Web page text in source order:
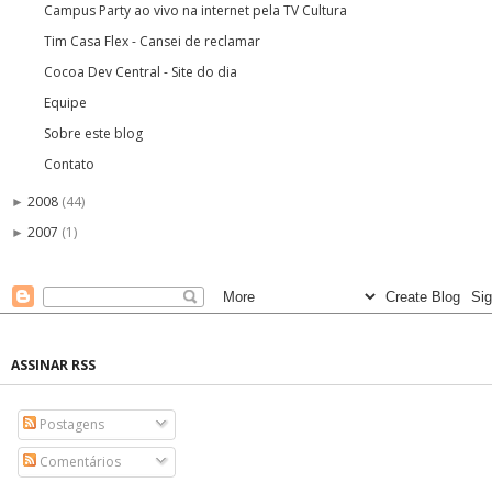
Campus Party ao vivo na internet pela TV Cultura
Tim Casa Flex - Cansei de reclamar
Cocoa Dev Central - Site do dia
Equipe
Sobre este blog
Contato
► 2008 (44)
► 2007 (1)
ASSINAR RSS
Postagens
Comentários